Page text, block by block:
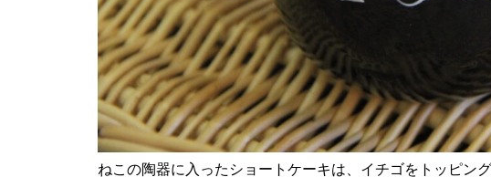
春を楽しむ、桜めぐり2026
ねこの陶器に入ったショートケーキは、イチゴをトッピン